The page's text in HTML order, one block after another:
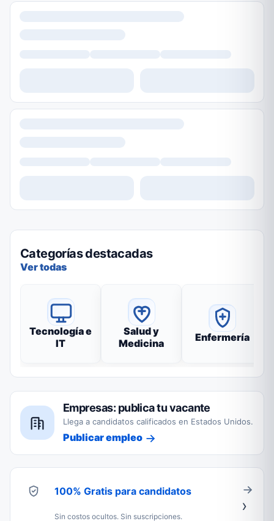
Categorías destacadas
Ver todas
Tecnología e
IT
Salud y
Medicina
Enfermería
Empresas: publica tu vacante
Llega a candidatos calificados en Estados Unidos.
Publicar empleo
100% Gratis para candidatos
Sin costos ocultos. Sin suscripciones.